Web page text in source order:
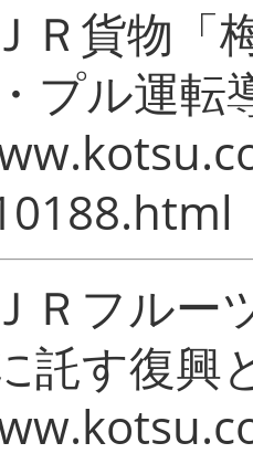
Ｒ貨物「
プル運転
フルー
託す復興